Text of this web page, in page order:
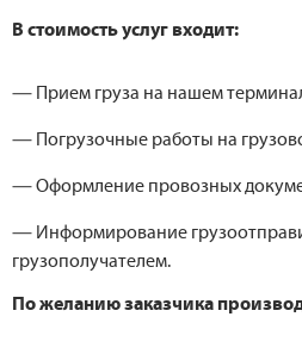
В стоимость услуг входит:
— Прием груза на нашем
— Погрузочные работы на
— Оформление провозных
— Информирование
грузополучателем.
По желанию заказчика